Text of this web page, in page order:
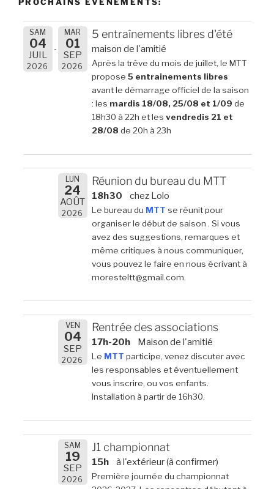
SAM
04
JUIL
2026
MAR
01
SEP
2026
5 entraînements libres d'été
maison de l'amitié
Après la trêve du mois de juillet, le MTT
propose 5 entrainements libres
avant le démarrage officiel de la saison
: les mardis 18/08, 25/08 et 1/09 de
18h30 à 22h et les vendredis 21 et
28/08 de 20h à 23h
LUN
24
AOÛT
2026
Réunion du bureau du MTT
18h30 chez Lolo
Le bureau du MTT se réunit pour
organiser le début de saison . Si vous
avez des suggestions, remarques et
même critiques à nous communiquer,
vous pouvez le faire en nous écrivant à
moresteltt@gmail.com.
VEN
04
SEP
2026
Rentrée des associations
17h-20h Maison de l'amitié
Le MTT participe, venez discuter avec
les responsables et éventuellement
vous inscrire, ou vos enfants.
Installation à partir de 16h30.
SAM
19
SEP
2026
J1 championnat
15h à l'extérieur (à confirmer)
Première journée du championnat